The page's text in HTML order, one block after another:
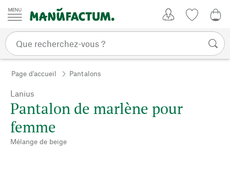
Passer au contenu
Page d'accueil Pantalons
Lanius
Pantalon de marlène pour
femme
Mélange de beige